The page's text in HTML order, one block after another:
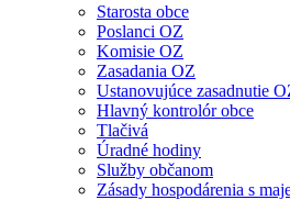
Starosta obce
Poslanci OZ
Komisie OZ
Zasadania OZ
Ustanovujúce zasadnutie
Hlavný kontrolór obce
Tlačivá
Úradné hodiny
Služby občanom
Zásady hospodárenia s